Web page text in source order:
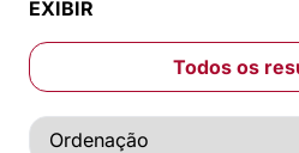
EXIBIR
Todos os